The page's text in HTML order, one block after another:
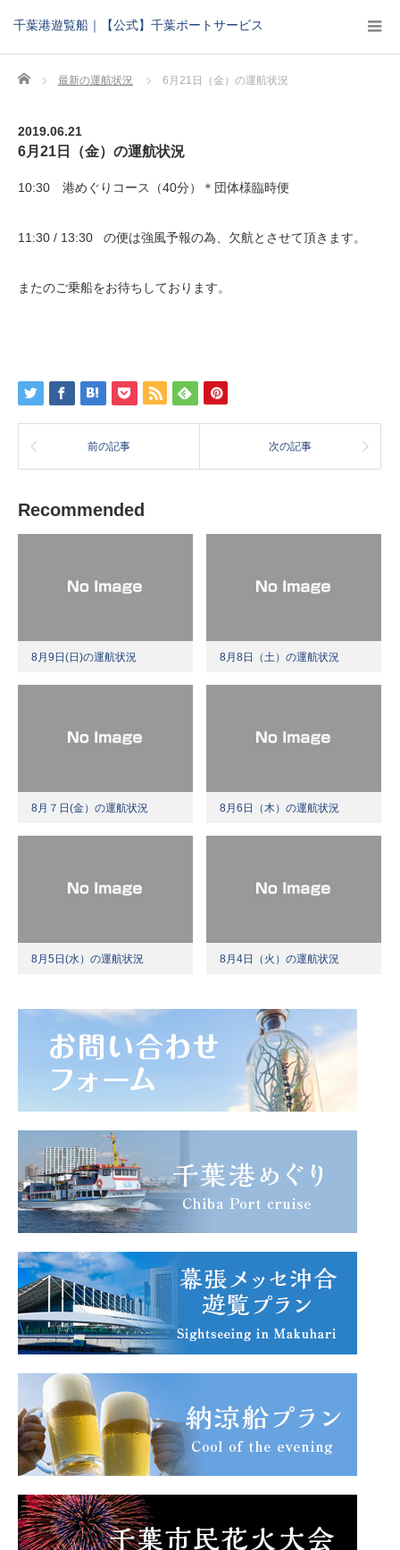
千葉港遊覧船｜【公式】千葉ポートサービス
Home 最新の運航状況 6月21日（金）の運航状況
2019.06.21
6月21日（金）の運航状況
10:30 港めぐりコース（40分）＊団体様臨時便
11:30 / 13:30 の便は強風予報の為、欠航とさせて頂きます。
またのご乗船をお待ちしております。
前の記事 次の記事
Recommended
8月9日(日)の運航状況 8月8日（土）の運航状況
8月７日(金）の運航状況 8月6日（木）の運航状況
8月5日(水）の運航状況 8月4日（火）の運航状況